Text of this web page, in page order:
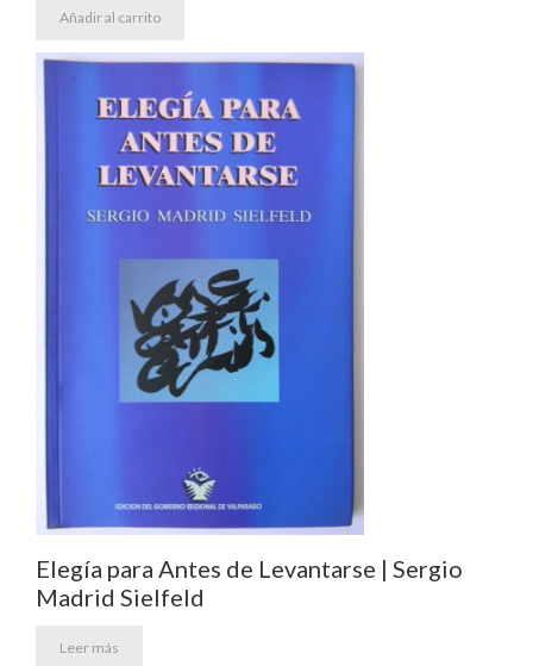
Añadir al carrito
Elegía para Antes de Levantarse | Sergio
Madrid Sielfeld
Leer más